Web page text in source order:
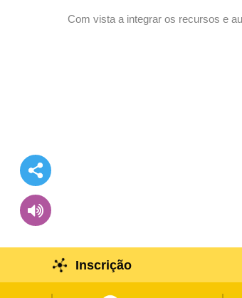
Com vista a integrar os recursos e
Inscrição